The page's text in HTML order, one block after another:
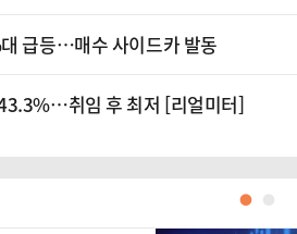
급등…매수 사이드카 발동
취임 후 최저 [리얼미터]
●